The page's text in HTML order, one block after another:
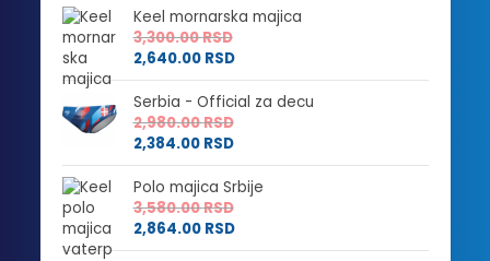
Keel mornarska majica
3,300.00RSD
2,640.00 RSD
Serbia - Official za decu
2,980.00RSD
2,384.00 RSD
Polo majica Srbije
3,580.00RSD
2,864.00 RSD